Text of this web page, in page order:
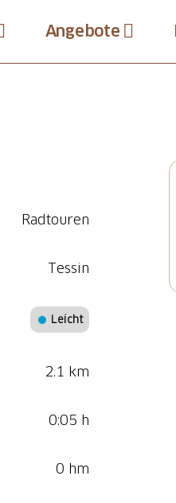
Angebote
Radtouren
Tessin
Leicht
2.1 km
0:05 h
0 hm